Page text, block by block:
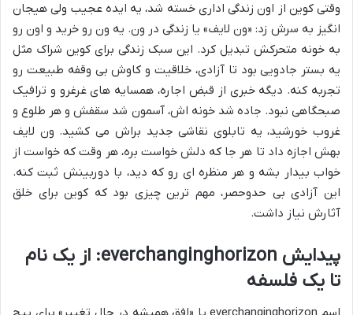
وقتی کوین از اون زندگی اداری خسته شد، یه ایده عجیب ولی هیجان
انگیز به سرش زد: «ون لایف» یا زندگی در ون. یه ون رو خرید و اون رو
به خونه متحرکش تبدیل کرد. این سبک زندگی برای کوین شراک مثل
یه بستر جادویی بود تا آزادی، خلاقیت و کاوش بی وقفه طبیعت رو
تجربه کنه. دیگه خبری از قبض اجاره، همسایه های غرغرو و ترافیک
صبحگاهی نبود. جاده شد خونه اش، آسمون شد سقفش و هر طلوع و
غروب خورشید، یه تابلوی نقاشی جدید براش می کشید. ون لایف
بهش اجازه داد تا هر جا که دلش خواست بره، هر وقت که خواست از
خواب بیدار بشه و هر منظره ای رو که دید، با دوربینش ثبت کنه.
این آزادی بی حدوحصر، مهم ترین چیزی بود که کوین برای خلق
آثارش نیاز داشت.
پیدایش everchanginghorizon: از یک نام
تا یک فلسفه